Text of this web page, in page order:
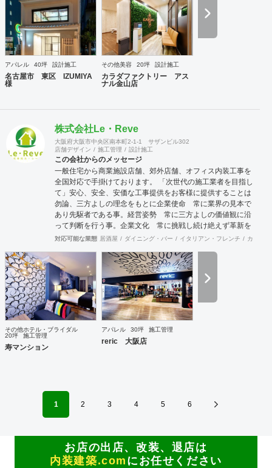
アパレル 40坪 設計施工
名古屋市 東区 IZUMIYA
様
その他美容 20坪 設計施工
カラダファクトリー アス
ナル金山店
株式会社Le・Reve
大阪府大阪市中央区南本町2-1-1 サザンビル302
店舗デザイン
施工管理 設計施工
この会社からのメッセージ
一般住宅から商業施設店舗、郊外店舗、オフィス内装工事を
全国対応で手掛けております。 「次世代の施工業者を目指し
て」安心、安全、安価な工事提供をお客様に提供することは
勿論、三方よしの理念をもとに企業使命 常に業界の見本で
あり先駆者である事。経営姿勢 常に三方よしの価値観に沿
って判断を行う事。企業文化 常に挑戦し続け絶えず革新を
行う事。この3大原則を基に常にLe・Reveに関わる皆様全て
す。 安価であること基本的に下請け会社として多くの下請け
仕事を請けていますので、価格競争力には自信を持っていま
す。しかし安価な会社は探せば他にもいらっしゃるでしょう
し、安く施工したにも関わらす直ぐに施工部分が劣化したり
トラブルが多くコストがかかっていては意味がありません。
弊社は安価である事は勿論、施工後のアフターフォローもき
ただけるよう長期的なお客様との関係を築ける対応を心掛け
ております。また、東京のお客様に対しても定期的に本部に
対応可能な業態 居酒屋 ダイニング・バー イタリアン・フレンチ カフェ
その他ホテル・ブライダル
20坪
施工管理
寿マンション
アパレル 30坪 施工管理
reric 大阪店
1 2 3 4 5 6
お店の出店、改装、退店は
内装建築.com にお任せください